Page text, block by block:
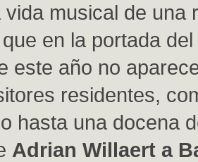
musical de una
en la portada
este año no
residentes,
hasta una docena
Adrian Willaert a